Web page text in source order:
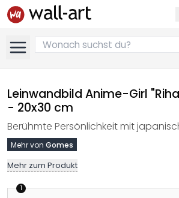
Leinwandbild Anime-Girl
- 20x30 cm
Berühmte Persönlichkeit mit
Mehr von Gomes
Mehr zum Produkt
1